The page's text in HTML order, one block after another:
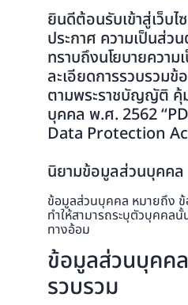
ยินดีต้อนรับเข้าสู่เว็บไ
ประกาศ ความเป็นส่ว
ทราบถึงนโยบายความ
ละเอียดการรวบรวมข้
ตามพระราชบัญญัติ คุ้
บุคคล พ.ศ. 2562
Data Protection
นิยามข้อมูลส่วนบุคคล
ข้อมูลส่วนบุคคล หมายถึง
ทำให้สามารถระบุตัวบุคคลนั้
ทางอ้อม
ข้อมูลส่วนบุคค
รวบรวม